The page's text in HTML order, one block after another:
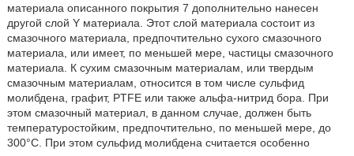
материала описанного покрытия 7 дополнительно нанесен
другой слой Y материала. Этот слой материала состоит из
смазочного материала, предпочтительно сухого смазочного
материала, или имеет, по меньшей мере, частицы смазочного
материала. К сухим смазочным материалам, или твердым
смазочным материалам, относится в том числе сульфид
молибдена, графит, PTFE или также альфа-нитрид бора. При
этом смазочный материал, в данном случае, должен быть
температуростойким, предпочтительно, по меньшей мере, до
300°C. При этом сульфид молибдена считается особенно